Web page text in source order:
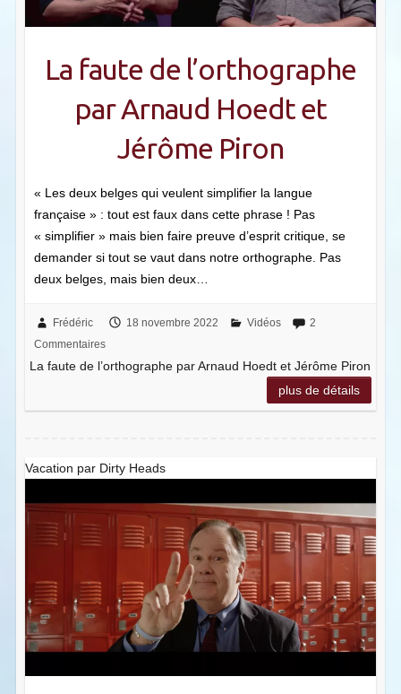
La faute de l’orthographe
par Arnaud Hoedt et
Jérôme Piron
« Les deux belges qui veulent simplifier la langue
française » : tout est faux dans cette phrase ! Pas
« simplifier » mais bien faire preuve d’esprit critique, se
demander si tout se vaut dans notre orthographe. Pas
deux belges, mais bien deux…
Frédéric 18 novembre 2022 Vidéos
2
Commentaires
La faute de l’orthographe par Arnaud Hoedt et Jérôme Piron
plus de détails
Vacation par Dirty Heads